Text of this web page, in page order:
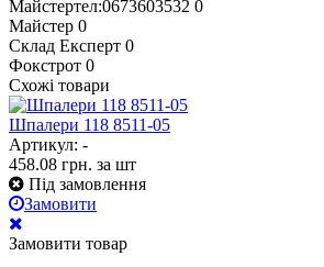
Майстертел:0673603532 0
Майстер 0
Склад Експерт 0
Фокстрот 0
Схожі товари
Шпалери 118 8511-05
Артикул: -
458.08 грн. за шт
Під замовлення
Замовити
Замовити товар